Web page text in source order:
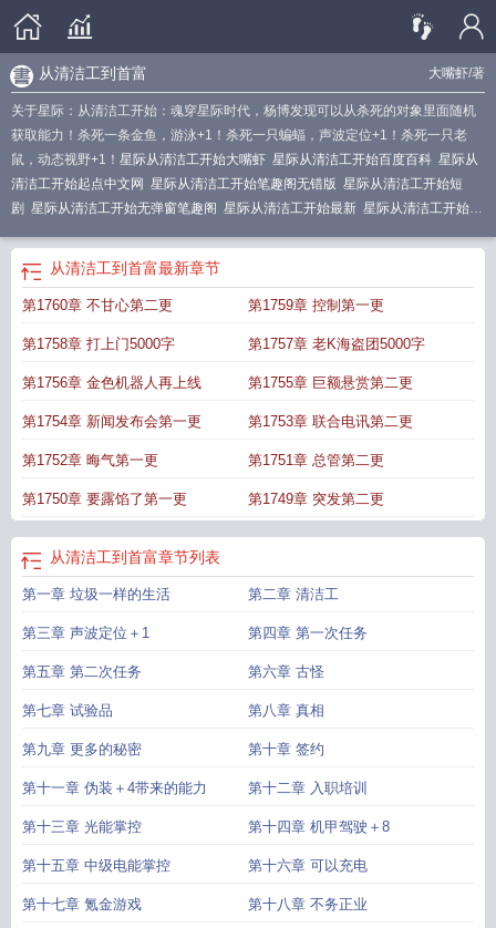
大嘴虾/著
从清洁工到首富
关于星际：从清洁工开始：魂穿星际时代，杨博发现可以从杀死的对象里面随机
获取能力！杀死一条金鱼，游泳+1！杀死一只蝙蝠，声波定位+1！杀死一只老
鼠，动态视野+1！ 星际从清洁工开始大嘴虾 星际从清洁工开始百度百科 星际从
清洁工开始起点中文网 星际从清洁工开始笔趣阁无错版 星际从清洁工开始短
剧 星际从清洁工开始无弹窗笔趣阁 星际从清洁工开始最新 星际从清洁工开始笔
洁工开始全本免费 星际从清洁工开始电子书
件 星际从清洁工开始无弹窗免费
无错字版星际从清洁工开始 大嘴虾 星际从清洁工开始全文星际从清洁工开始
阁星际从清洁工开始最新章节免费 从星际回到现代的 星际从清洁工开始全文免
费阅读星际从清洁工开始全本无错版 从星际回来后的种田日常星际从清洁工开
工开始无弹窗星际从清洁工开始无删减全文免费阅读星际从清洁工开始全本
星际回来后的种田日常全文阅读
星际从清洁工开始奇书网星际从清洁工开始最
来种田星际从清洁工开始123读书网 星际从清洁工开始无防盗
始免费主角 杨博从清洁工到首富从星际回来种田日常星际从清洁工开始无错
版星际从清洁工开始免费完整版星际从清洁工开始TXT
阁星际从清洁工开始百科从星际回来后的种田日常免费星际从清洁工开始 第
1205章星际从清洁工开始在线阅读免费完整版 星际从清洁工开始_大嘴虾
从清洁工开始第三中文网
星际从清洁工开始 第1204章
星际从清洁工开始最新章
TXT免费 星际从清洁工开始免费阅读
从清洁工到首富最新章节
第1760章 不甘心第二更 第1759章 控制第一更
第1758章 打上门5000字 第1757章 老K海盗团5000字
第1756章 金色机器人再上线 第1755章 巨额悬赏第二更
第1754章 新闻发布会第一更 第1753章 联合电讯第二更
第1752章 晦气第一更 第1751章 总管第二更
第1750章 要露馅了第一更 第1749章 突发第二更
从清洁工到首富章节列表
第一章 垃圾一样的生活 第二章 清洁工
第三章 声波定位＋1 第四章 第一次任务
第五章 第二次任务 第六章 古怪
第七章 试验品 第八章 真相
第九章 更多的秘密 第十章 签约
第十一章 伪装＋4带来的能力 第十二章 入职培训
第十三章 光能掌控 第十四章 机甲驾驶＋8
第十五章 中级电能掌控 第十六章 可以充电
第十七章 氪金游戏 第十八章 不务正业